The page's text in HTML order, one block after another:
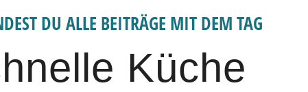
DU ALLE BEITRÄGE MIT DEM TAG
Küche